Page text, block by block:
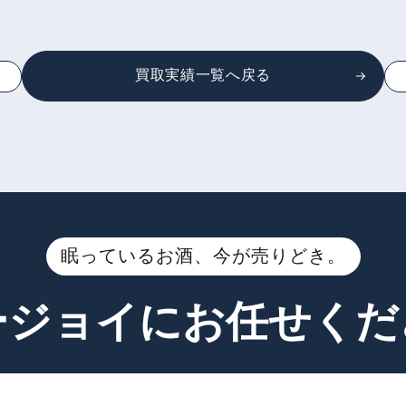
買取実績一覧へ戻る
眠っているお酒、今が売りどき。
ョイにお任せく